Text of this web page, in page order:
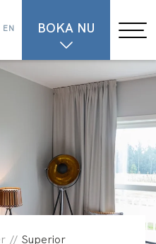
BOKA NU
EN
// Superior